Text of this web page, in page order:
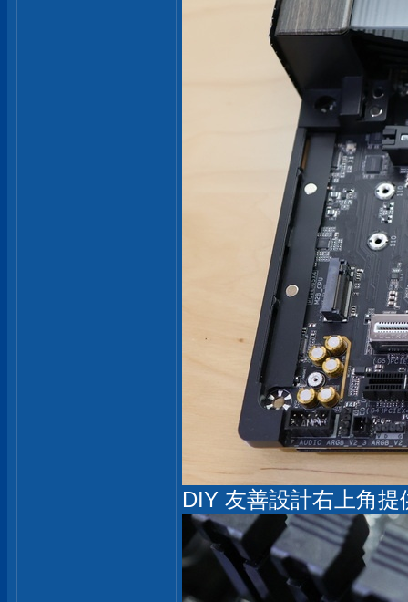
DIY 友善設計右上角